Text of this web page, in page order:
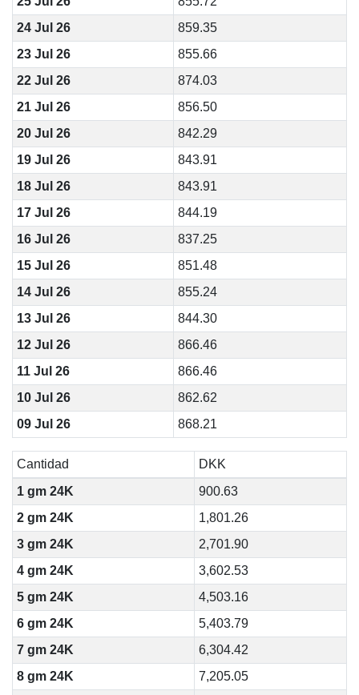
24 Jul 26
859.35
23 Jul 26
855.66
22 Jul 26
874.03
21 Jul 26
856.50
20 Jul 26
842.29
19 Jul 26
843.91
18 Jul 26
843.91
17 Jul 26
844.19
16 Jul 26
837.25
15 Jul 26
851.48
14 Jul 26
855.24
13 Jul 26
844.30
12 Jul 26
866.46
11 Jul 26
866.46
10 Jul 26
862.62
09 Jul 26
868.21
Cantidad
DKK
1 gm 24K
900.63
2 gm 24K
1,801.26
3 gm 24K
2,701.90
4 gm 24K
3,602.53
5 gm 24K
4,503.16
6 gm 24K
5,403.79
7 gm 24K
6,304.42
8 gm 24K
7,205.05